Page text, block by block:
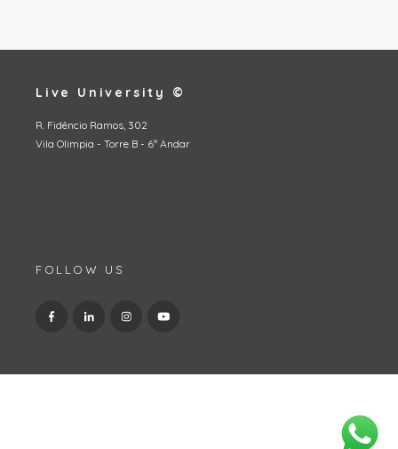
Live University ©
R. Fidêncio Ramos, 302
Vila Olimpia - Torre B - 6º Andar
FOLLOW US